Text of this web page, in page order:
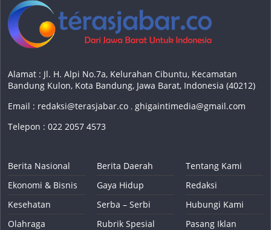
Alamat : Jl. H. Alpi No.7a, Kelurahan Cibuntu, Kecamatan
Bandung Kulon, Kota Bandung, Jawa Barat, Indonesia (40212)
Email : redaksi@terasjabar.co ,ghigaintimedia@gmail.com
Telepon : 022 2057 4573
Berita Nasional
Ekonomi & Bisnis
Kesehatan
Olahraga
Berita Daerah
Gaya Hidup
Serba – Serbi
Rubrik Spesial
Tentang Kami
Redaksi
Hubungi Kami
Pasang Iklan